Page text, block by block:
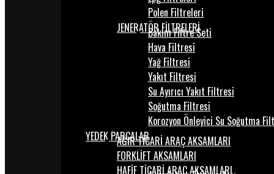
Polen Filtreleri
JENERATÖR FİLTRELERİ
Bakım Filtre Seti
Hava Filtresi
Yağ Filtresi
Yakıt Filtresi
Su Ayırıcı Yakıt Filtresi
Soğutma Filtresi
Korozyon Önleyici Su Soğutma
YEDEK PARÇALARAĞIR TİCARİ ARAÇ AKSAMLARI
FORKLİFT AKSAMLARI
HAFİF TİCARİ ARAÇ AKSAMLARI